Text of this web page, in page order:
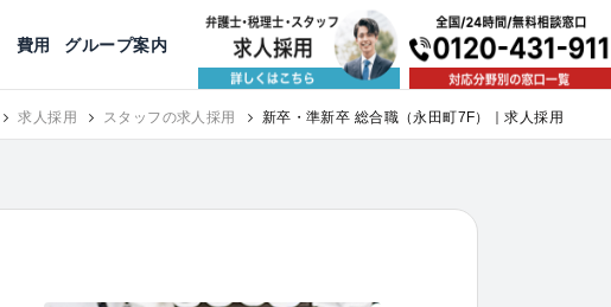
公益活動
京都 神戸 福岡
費用 グループ案内
東京にて、相談予約スタッフ募集（月給38万以上）
求人採用 スタッフの求人採用 新卒・準新卒 総合職（永田町7F）｜求人採用